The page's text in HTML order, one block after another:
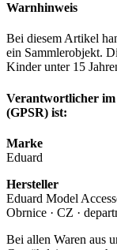
Warnhinweis
Bei diesem Artikel
ein Sammlerobjekt.
Kinder unter 15
Verantwortlicher
(GPSR) ist:
Marke
Eduard
Hersteller
Eduard Model
Obrnice · CZ ·
Bei allen Waren aus